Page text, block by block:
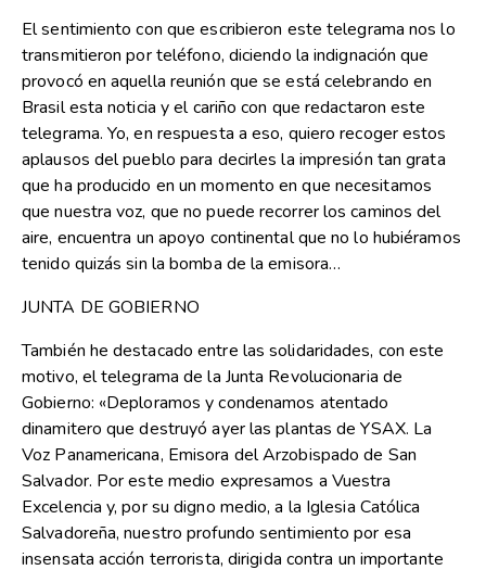
El sentimiento con que escribieron este telegrama nos lo
transmitieron por teléfono, diciendo la indignación que
provocó en aquella reunión que se está celebrando en
Brasil esta noticia y el cariño con que redactaron este
telegrama. Yo, en respuesta a eso, quiero recoger estos
aplausos del pueblo para decirles la impresión tan grata
que ha producido en un momento en que necesitamos
que nuestra voz, que no puede recorrer los caminos del
aire, encuentra un apoyo continental que no lo hubiéramos
tenido quizás sin la bomba de la emisora…
JUNTA DE GOBIERNO
También he destacado entre las solidaridades, con este
motivo, el telegrama de la Junta Revolucionaria de
Gobierno: «Deploramos y condenamos atentado
dinamitero que destruyó ayer las plantas de YSAX. La
Voz Panamericana, Emisora del Arzobispado de San
Salvador. Por este medio expresamos a Vuestra
Excelencia y, por su digno medio, a la Iglesia Católica
Salvadoreña, nuestro profundo sentimiento por esa
insensata acción terrorista, dirigida contra un importante